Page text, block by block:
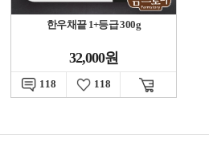
한우채끝 1+등급 300g
32,000원
118 118